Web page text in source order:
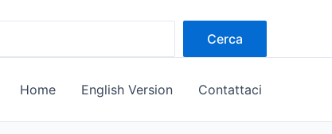
Cerca
Home English Version Contattaci